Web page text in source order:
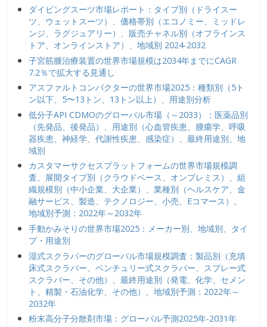
ダイビングスーツ市場レポート：タイプ別（ドライスー
ツ、ウェットスーツ）、価格帯別（エコノミー、ミッドレ
ンジ、ラグジュアリー）、販売チャネル別（オフラインス
トア、オンラインストア）、地域別 2024-2032
子宮筋腫治療装置の世界市場規模は2034年までにCAGR
7.2％で拡大する見通し
アスファルトコンパクターの世界市場2025：種類別（5ト
ン以下、5〜13トン、13トン以上）、用途別分析
低分子API CDMOのグローバル市場（～2033）：医薬品別
（先発品、後発品）、用途別（心血管疾患、腫瘍学、呼吸
器疾患、神経学、代謝性疾患、感染症）、最終用途別、地
域別
カスタマーサクセスプラットフォームの世界市場規模調
査、展開タイプ別（クラウドベース、オンプレミス）、組
織規模別（中小企業、大企業）、業種別（ヘルスケア、金
融サービス、製造、テクノロジー、小売、Eコマース）、
地域別予測：2022年～2032年
手動かみそりの世界市場2025：メーカー別、地域別、タイ
プ・用途別
湿式スクラバーのグローバル市場規模調査：製品別（充填
床式スクラバー、ベンチュリー式スクラバー、スプレー式
スクラバー、その他）、最終用途別（発電、化学、セメン
ト、精製・石油化学、その他）、地域別予測：2022年～
2032年
粉末高分子分散剤市場：グローバル予測2025年-2031年